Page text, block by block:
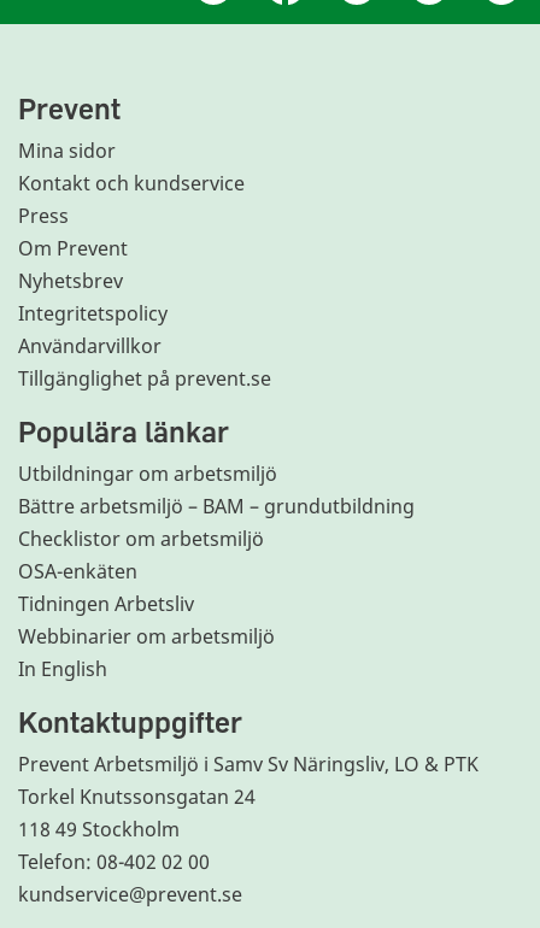
Prevent
Mina sidor
Kontakt och kundservice
Press
Om Prevent
Nyhetsbrev
Integritetspolicy
Användarvillkor
Tillgänglighet på prevent.se
Populära länkar
Utbildningar om arbetsmiljö
Bättre arbetsmiljö – BAM – grundutbildning
Checklistor om arbetsmiljö
OSA-enkäten
Tidningen Arbetsliv
Webbinarier om arbetsmiljö
In English
Kontaktuppgifter
Prevent Arbetsmiljö i Samv Sv Näringsliv, LO & PTK
Torkel Knutssonsgatan 24
118 49 Stockholm
Telefon: 08-402 02 00
kundservice@prevent.se